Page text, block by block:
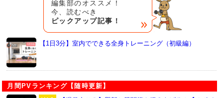
編集部のオススメ！
今、読むべき
ピックアップ記事！
【1日3分】室内でできる全身トレーニング（初級編）
月間PVランキング【随時更新】